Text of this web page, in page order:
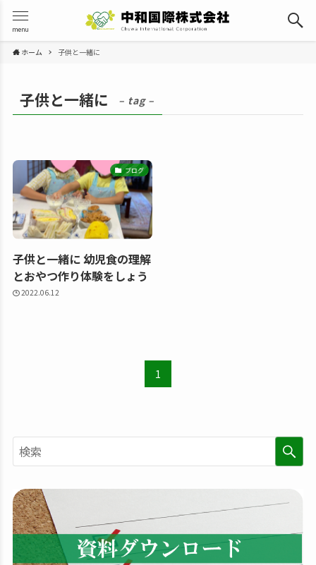
menu
ホーム 子供と一緒に
子供と一緒に – tag –
ブログ
子供と一緒に 幼児食の理解
とおやつ作り体験をしょう
2022.06.12
1